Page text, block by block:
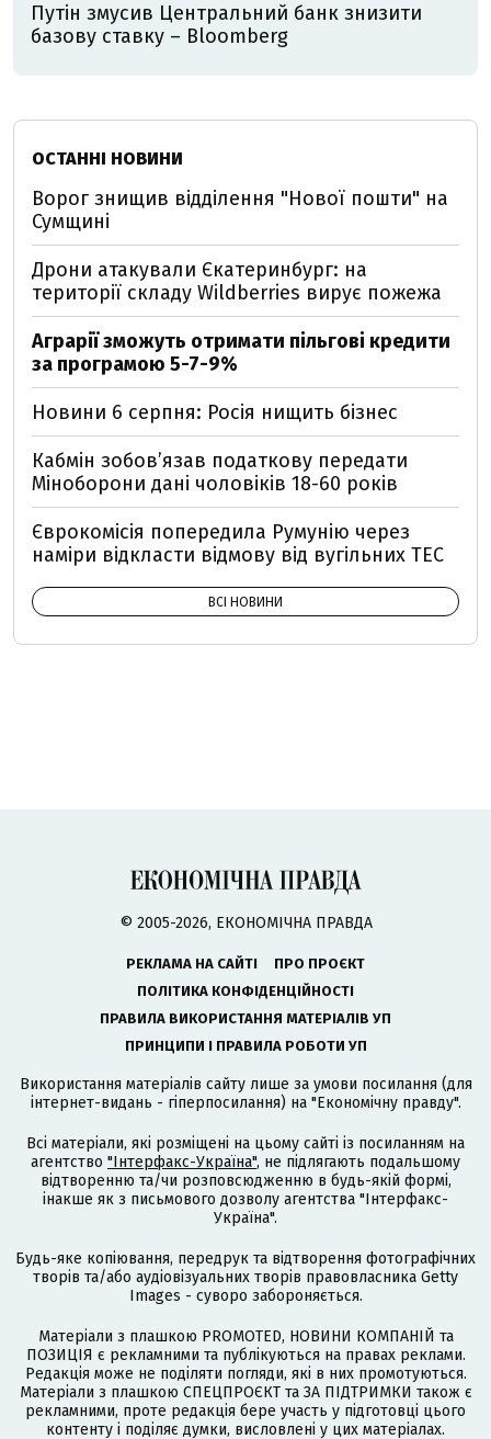
Путін змусив Центральний банк знизити
базову ставку – Bloomberg
ОСТАННІ НОВИНИ
Ворог знищив відділення "Нової пошти" на
Сумщині
Дрони атакували Єкатеринбург: на
території складу Wildberries вирує пожежа
Аграрії зможуть отримати пільгові кредити
за програмою 5-7-9%
Новини 6 серпня: Росія нищить бізнес
Кабмін зобовʼязав податкову передати
Міноборони дані чоловіків 18-60 років
Єврокомісія попередила Румунію через
наміри відкласти відмову від вугільних ТЕС
ВСІ НОВИНИ
© 2005-2026, ЕКОНОМІЧНА ПРАВДА
РЕКЛАМА НА САЙТІ
ПРО ПРОЄКТ
ПОЛІТИКА КОНФІДЕНЦІЙНОСТІ
ПРАВИЛА ВИКОРИСТАННЯ МАТЕРІАЛІВ УП
ПРИНЦИПИ І ПРАВИЛА РОБОТИ УП
Використання матеріалів сайту лише за умови посилання (для
інтернет-видань - гіперпосилання) на "Економічну правду".
Всі матеріали, які розміщені на цьому сайті із посиланням на
агентство "Інтерфакс-Україна", не підлягають подальшому
відтворенню та/чи розповсюдженню в будь-якій формі,
інакше як з письмового дозволу агентства "Інтерфакс-
Україна".
Будь-яке копіювання, передрук та відтворення фотографічних
творів та/або аудіовізуальних творів правовласника Getty
Images - суворо забороняється.
Матеріали з плашкою PROMOTED, НОВИНИ КОМПАНІЙ та
ПОЗИЦІЯ є рекламними та публікуються на правах реклами.
Редакція може не поділяти погляди, які в них промотуються.
Матеріали з плашкою СПЕЦПРОЄКТ та ЗА ПІДТРИМКИ також є
рекламними, проте редакція бере участь у підготовці цього
контенту і поділяє думки, висловлені у цих матеріалах.